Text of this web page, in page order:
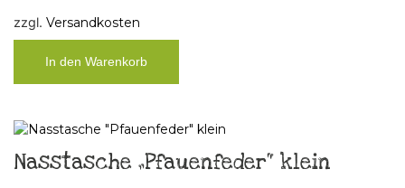
zzgl. Versandkosten
In den Warenkorb
Nasstasche „Pfauenfeder“ klein